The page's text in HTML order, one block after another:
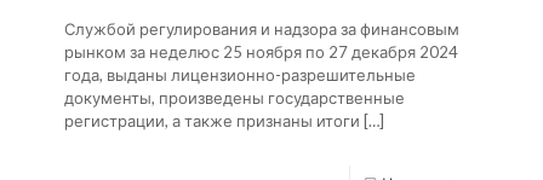
Службой регулирования и надзора за финансовым
рынком за неделюс 25 ноября по 27 декабря 2024
года, выданы лицензионно-разрешительные
документы, произведены государственные
регистрации, а также признаны итоги […]